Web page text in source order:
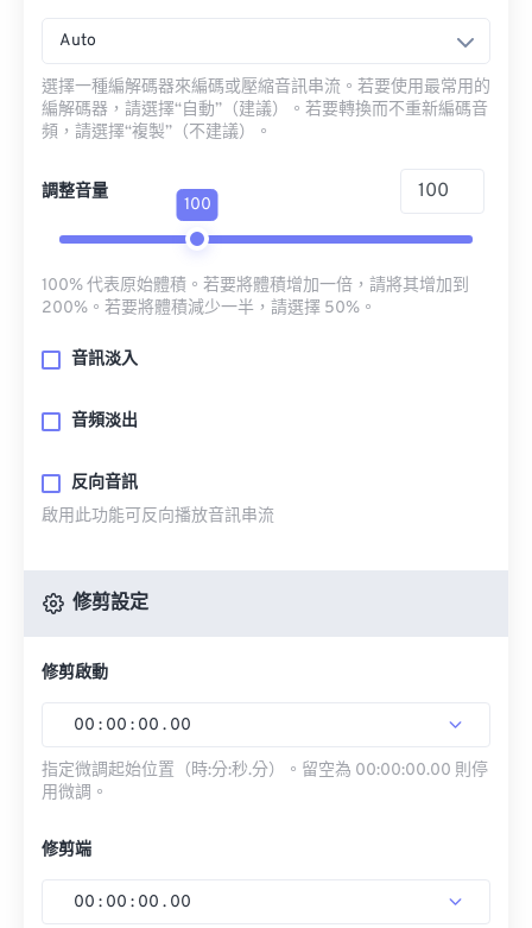
Auto
選擇一種編解碼器來編碼或壓縮音訊串流。若要使用最常用的
編解碼器，請選擇“自動”（建議）。若要轉換而不重新編碼音
頻，請選擇“複製”（不建議）。
調整音量
100
100% 代表原始體積。若要將體積增加一倍，請將其增加到
200%。若要將體積減少一半，請選擇 50%。
音訊淡入
音頻淡出
反向音訊
啟用此功能可反向播放音訊串流
修剪設定
修剪啟動
00 : 00 : 00 . 00
指定微調起始位置（時:分:秒.分）。留空為 00:00:00.00 則停
用微調。
修剪端
00 : 00 : 00 . 00